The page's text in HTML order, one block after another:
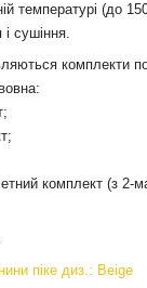
температурі (до
сушіння.
комплекти
комплект (з 2-